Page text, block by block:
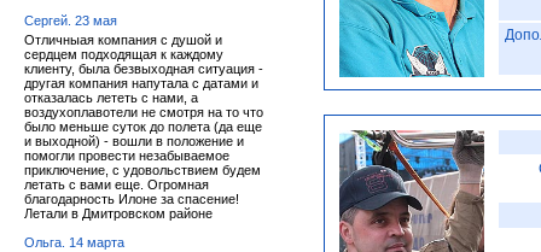
Сергей. 23 мая
Отличныая компания с душой и
сердцем подходящая к каждому
клиенту, была безвыходная ситуация -
другая компания напутала с датами и
отказалась лететь с нами, а
воздухоплавотели не смотря на то что
было меньше суток до полета (да еще
и выходной) - вошли в положение и
помогли провести незабываемое
приключение, с удовольствием будем
летать с вами еще. Огромная
благодарность Илоне за спасение!
Летали в Дмитровском районе
Ольга. 14 марта